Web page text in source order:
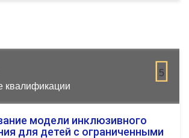
5
модели инклюзивного
для детей с ограниченными